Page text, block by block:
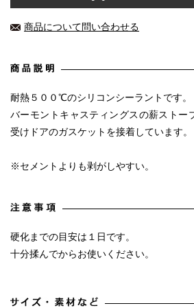
商品について問い合わせる
耐熱５００℃のシリコンシーラントです。
バーモントキャスティングスの薪ストー
受けドアのガスケットを接着しています。
※セメントよりも剥がしやすい。
硬化までの目安は１日です。
十分揉んでからお使いください。